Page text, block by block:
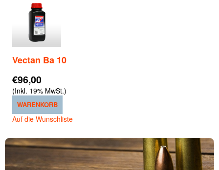
Vectan Ba 10
€96,00
(Inkl. 19% MwSt.)
WARENKORB
Auf die Wunschliste